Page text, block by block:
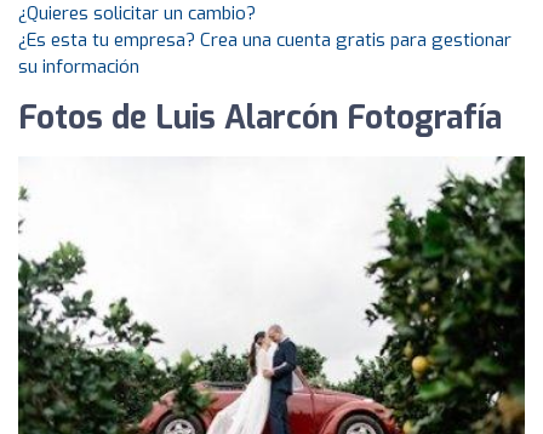
¿Quieres solicitar un cambio?
¿Es esta tu empresa? Crea una cuenta gratis para gestionar
su información
Fotos de Luis Alarcón Fotografía